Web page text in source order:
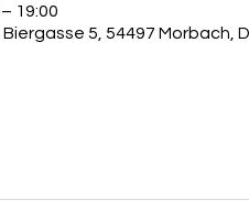
19:00
5, 54497 Morbach,